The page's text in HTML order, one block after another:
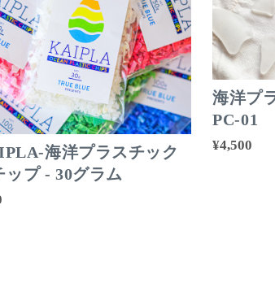
海洋プラスチック
ップ - 30グラム
海洋プ
PC-01
¥4,500